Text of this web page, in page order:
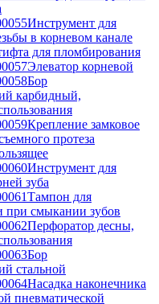
Инструмент для
в корневом канале
для пломбирования
Элеватор корневой
Бор
карбидный,
Крепление замковое
протеза
Инструмент для
зуба
Тампон для
при смыкании зубов
Перфоратор десны,
Бор
стальной
Насадка наконечника
пневматической